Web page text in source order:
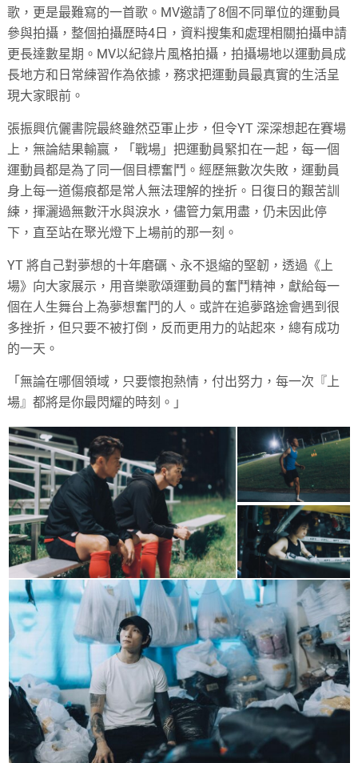
歌，更是最難寫的一首歌。MV邀請了8個不同單位的運動員
參與拍攝，整個拍攝歷時4日，資料搜集和處理相關拍攝申請
更長達數星期。MV以紀錄片風格拍攝，拍攝場地以運動員成
長地方和日常練習作為依據，務求把運動員最真實的生活呈
現大家眼前。
張振興伉儷書院最終雖然亞軍止步，但令YT 深深想起在賽場
上，無論結果輸贏，「戰場」把運動員緊扣在一起，每一個
運動員都是為了同一個目標奮鬥。經歷無數次失敗，運動員
身上每一道傷痕都是常人無法理解的挫折。日復日的艱苦訓
練，揮灑過無數汗水與淚水，儘管力氣用盡，仍未因此停
下，直至站在聚光燈下上場前的那一刻。
YT 將自己對夢想的十年磨礪、永不退縮的堅韌，透過《上
場》向大家展示，用音樂歌頌運動員的奮鬥精神，獻給每一
個在人生舞台上為夢想奮鬥的人。或許在追夢路途會遇到很
多挫折，但只要不被打倒，反而更用力的站起來，總有成功
的一天。
「無論在哪個領域，只要懷抱熱情，付出努力，每一次『上
場』都將是你最閃耀的時刻。」